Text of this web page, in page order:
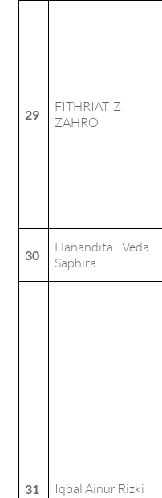
29
FITHRIATIZ
ZAHRO
30
Hanandita Veda
Saphira
31 Iqbal Ainur Rizki